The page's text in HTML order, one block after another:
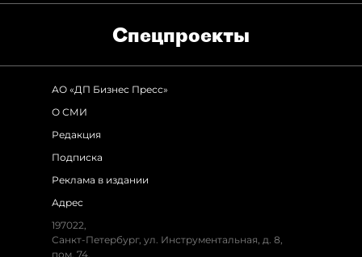
Спец­проекты
АО «ДП Бизнес Пресс»
О СМИ
Редакция
Подписка
Реклама в издании
Адрес
197022,
Санкт-Петербург, ул. Инструментальная, д. 8,
пом. 74.